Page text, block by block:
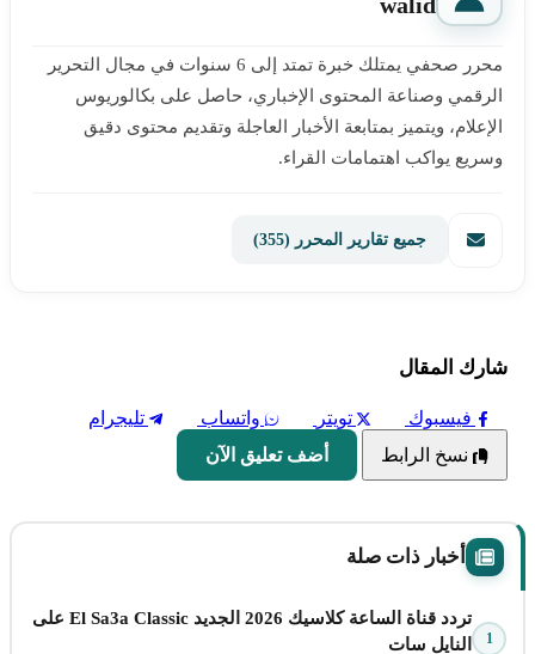
محرر صحفي يمتلك خبرة تمتد إلى 6 سنوات في مجال التحرير
الرقمي وصناعة المحتوى الإخباري، حاصل على بكالوريوس
الإعلام، ويتميز بمتابعة الأخبار العاجلة وتقديم محتوى دقيق
وسريع يواكب اهتمامات القراء.
جميع تقارير المحرر (355)
شارك المقال
فيسبوك تويتر واتساب
تليجرام
نسخ الرابط
أضف تعليق الآن
أخبار ذات صلة
1
تردد قناة الساعة كلاسيك 2026 الجديد El Sa3a Classic على
النايل سات